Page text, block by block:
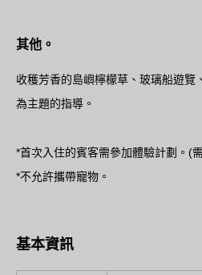
其他。
收穫芳香的島嶼檸檬草、玻璃船遊覽
為主題的指導。
*首次入住的賓客需參加體驗計劃。(
*不允許攜帶寵物。
基本資訊